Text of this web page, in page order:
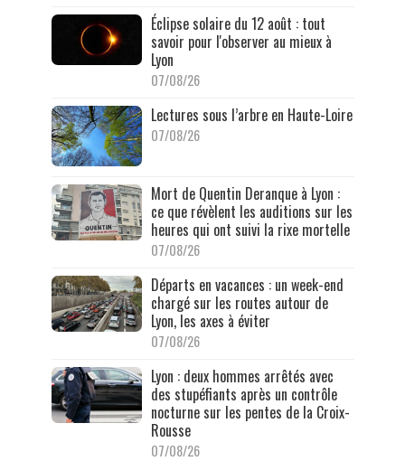
Éclipse solaire du 12 août : tout
savoir pour l'observer au mieux à
Lyon
07/08/26
Lectures sous l’arbre en Haute-Loire
07/08/26
Mort de Quentin Deranque à Lyon :
ce que révèlent les auditions sur les
heures qui ont suivi la rixe mortelle
07/08/26
Départs en vacances : un week-end
chargé sur les routes autour de
Lyon, les axes à éviter
07/08/26
Lyon : deux hommes arrêtés avec
des stupéfiants après un contrôle
nocturne sur les pentes de la Croix-
Rousse
07/08/26